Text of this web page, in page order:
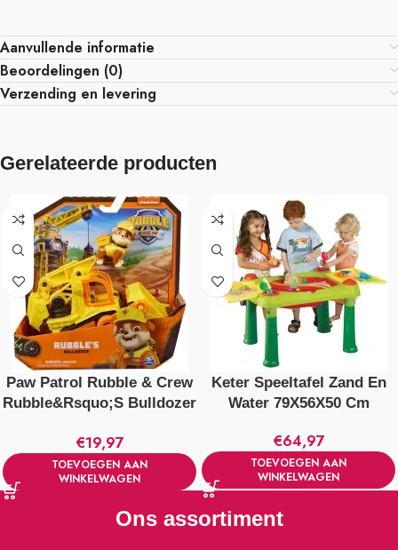
Aanvullende informatie
Beoordelingen (0)
Verzending en levering
Gerelateerde producten
Paw Patrol Rubble & Crew
Rubble&Rsquo;S Bulldozer
€19,97
TOEVOEGEN AAN
WINKELWAGEN
Keter Speeltafel Zand En
Water 79X56X50 Cm
€64,97
TOEVOEGEN AAN
WINKELWAGEN
Ons assortiment